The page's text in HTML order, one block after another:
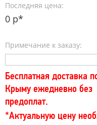
Последняя цена:
0 р*
Примечание к заказу:
Бесплатная доставка
Крыму ежедневно без
предоплат.
*Актуальную цену